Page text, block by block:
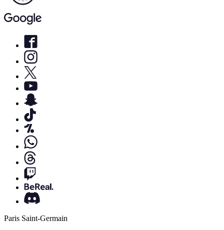
Paris Saint-Germain